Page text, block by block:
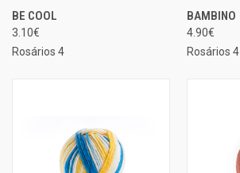
BE COOL
3.10€
Rosários 4
BAMBINO
4.90€
Rosários 4